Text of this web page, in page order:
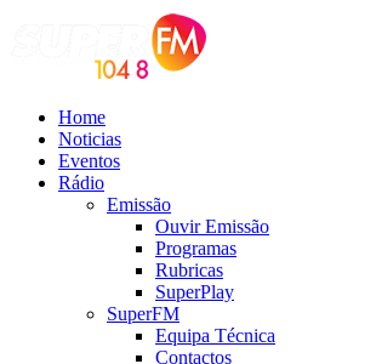
Home
Noticias
Eventos
Rádio
Emissão
Ouvir Emissão
Programas
Rubricas
SuperPlay
SuperFM
Equipa Técnica
Contactos